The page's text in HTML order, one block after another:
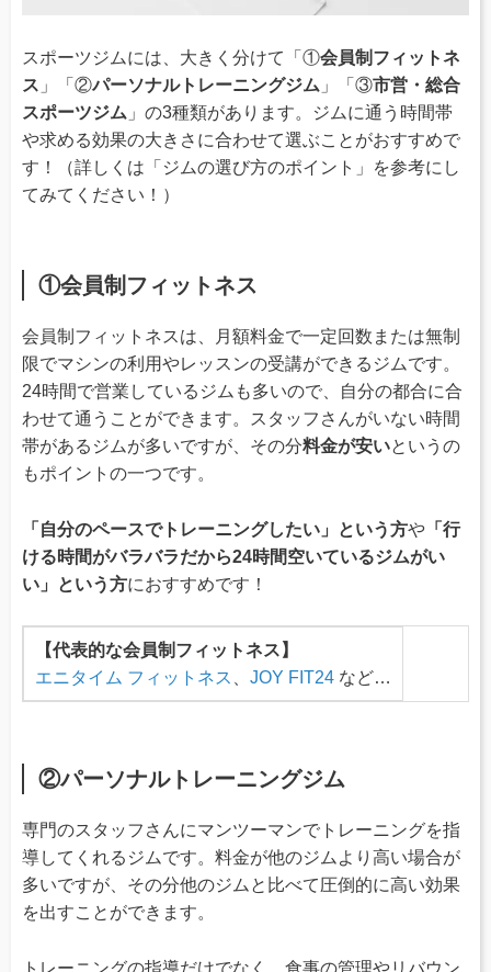
スポーツジムには、大きく分けて「①会員制フィットネ
ス 」「②パーソナルトレーニングジム 」「③市営・総合
スポーツジム 」の3種類があります。ジムに通う時間帯
や求める効果の大きさに合わせて選ぶことがおすすめで
す！（詳しくは「ジムの選び方のポイント」を参考にし
てみてください！）
①会員制フィットネス
会員制フィットネスは、月額料金で一定回数または無制
限でマシンの利用やレッスンの受講ができるジムです。
24時間で営業しているジムも多いので、自分の都合に合
わせて通うことができます。スタッフさんがいない時間
帯があるジムが多いですが、その分料金が安いというの
もポイントの一つです。
「自分のペースでトレーニングしたい」という方や 「行
ける時間がバラバラだから24時間空いているジムがい
い」という方におすすめです！
【代表的な会員制フィットネス】
エニタイム フィットネス
JOY FIT24 など…
②パーソナルトレーニングジム
専門のスタッフさんにマンツーマンでトレーニングを指
導してくれるジムです。料金が他のジムより高い場合が
多いですが、その分他のジムと比べて圧倒的に高い効果
を出すことができます。
トレーニングの指導だけでなく、食事の管理やリバウン